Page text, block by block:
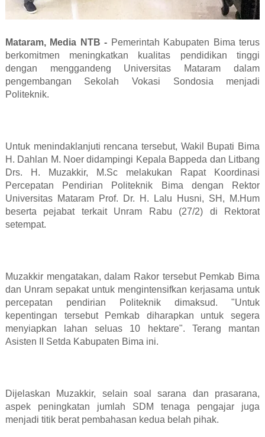
Mataram, Media NTB - Pemerintah Kabupaten Bima terus
berkomitmen meningkatkan kualitas pendidikan tinggi
dengan menggandeng Universitas Mataram dalam
pengembangan Sekolah Vokasi Sondosia menjadi
Politeknik.
Untuk menindaklanjuti rencana tersebut, Wakil Bupati Bima
H. Dahlan M. Noer didampingi Kepala Bappeda dan Litbang
Drs. H. Muzakkir, M.Sc melakukan Rapat Koordinasi
Percepatan Pendirian Politeknik Bima dengan Rektor
Universitas Mataram Prof. Dr. H. Lalu Husni, SH, M.Hum
beserta pejabat terkait Unram Rabu (27/2) di Rektorat
setempat.
Muzakkir mengatakan, dalam Rakor tersebut Pemkab Bima
dan Unram sepakat untuk mengintensifkan kerjasama untuk
percepatan pendirian Politeknik dimaksud. "Untuk
kepentingan tersebut Pemkab diharapkan untuk segera
menyiapkan lahan seluas 10 hektare". Terang mantan
Asisten II Setda Kabupaten Bima ini.
Dijelaskan Muzakkir, selain soal sarana dan prasarana,
aspek peningkatan jumlah SDM tenaga pengajar juga
menjadi titik berat pembahasan kedua belah pihak.